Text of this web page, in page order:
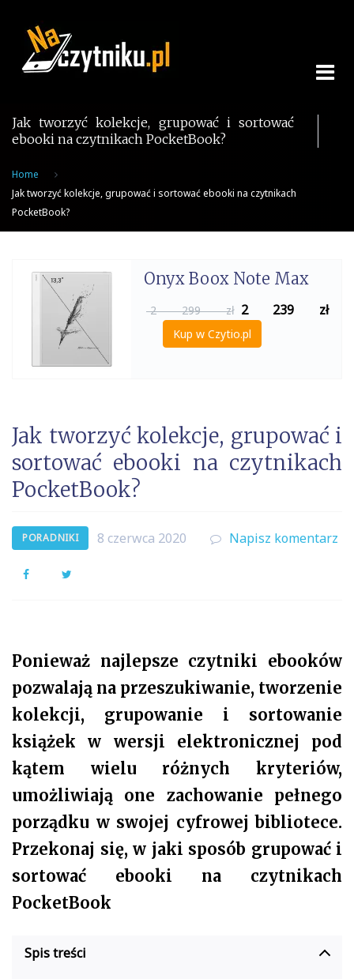
content
Jak tworzyć kolekcje, grupować i sortować
ebooki na czytnikach PocketBook?
Home
Jak tworzyć kolekcje, grupować i sortować ebooki na czytnikach
PocketBook?
Onyx Boox Note Max
2 299 zł 2 239 zł
Kup w Czytio.pl
Jak tworzyć kolekcje, grupować i
sortować ebooki na czytnikach
PocketBook?
PORADNIKI 8 czerwca 2020 Napisz komentarz
Facebook
Ponieważ najlepsze czytniki ebooków
pozwalają na przeszukiwanie, tworzenie
kolekcji, grupowanie i sortowanie
książek w wersji elektronicznej pod
kątem wielu różnych kryteriów,
umożliwiają one zachowanie pełnego
porządku w swojej cyfrowej bibliotece.
Przekonaj się, w jaki sposób grupować i
sortować ebooki na czytnikach
PocketBook
Spis treści